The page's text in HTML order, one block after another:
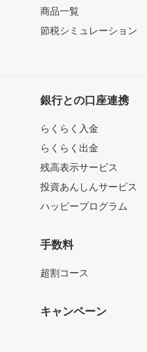
商品一覧
節税シミュレーション
銀行との口座連携
らくらく入金
らくらく出金
残高表示サービス
投資あんしんサービス
ハッピープログラム
手数料
超割コース
キャンペーン